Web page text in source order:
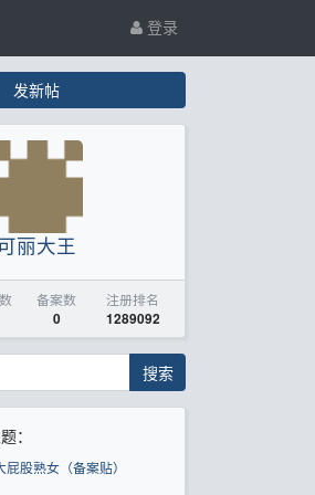
登录
发新帖
丽大王
备案数
0
注册排名
1289092
搜索
：
股熟女（备案贴）